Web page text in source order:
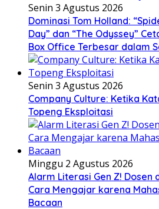
Senin 3 Agustus 2026
Dominasi Tom Holland:
Day” dan “The Odyssey”
Box Office Terbesar dalam
Senin 3 Agustus 2026
Company Culture: Ketika
Topeng Eksploitasi
Minggu 2 Agustus 2026
Alarm Literasi Gen Z! Dosen
Cara Mengajar karena
Bacaan